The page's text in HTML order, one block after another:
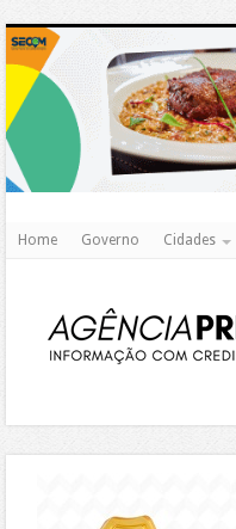
Home Governo Cidades